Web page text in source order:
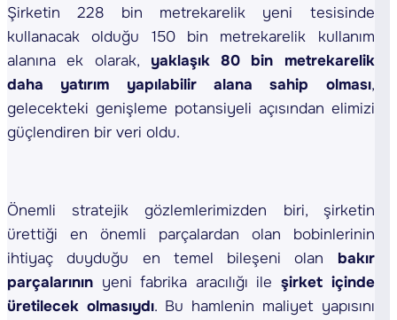
Şirketin 228 bin metrekarelik yeni tesisinde
kullanacak olduğu 150 bin metrekarelik kullanım
alanına ek olarak, yaklaşık 80 bin metrekarelik
daha yatırım yapılabilir alana sahip olması,
gelecekteki genişleme potansiyeli açısından elimizi
güçlendiren bir veri oldu.
Önemli stratejik gözlemlerimizden biri, şirketin
ürettiği en önemli parçalardan olan bobinlerinin
ihtiyaç duyduğu en temel bileşeni olan bakır
parçalarının yeni fabrika aracılığı ileşirket içinde
üretilecek olmasıydı. Bu hamlenin maliyet yapısını